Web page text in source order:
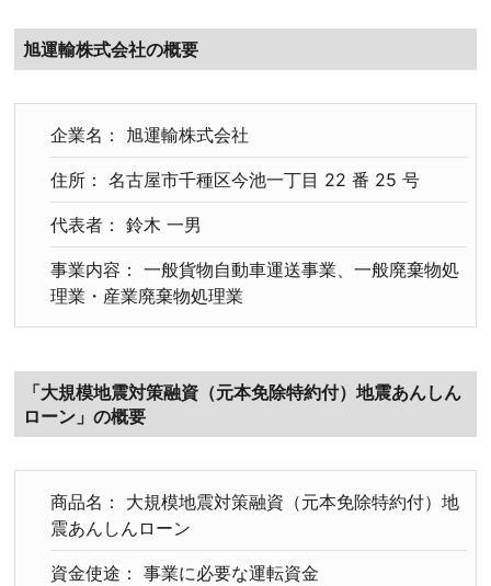
旭運輸株式会社の概要
企業名： 旭運輸株式会社
住所： 名古屋市千種区今池一丁目 22 番 25 号
代表者： 鈴木 一男
事業内容： 一般貨物自動車運送事業、一般廃棄物処
理業・産業廃棄物処理業
「大規模地震対策融資（元本免除特約付）地震あんしん
ローン」の概要
商品名： 大規模地震対策融資（元本免除特約付）地
震あんしんローン
資金使途： 事業に必要な運転資金